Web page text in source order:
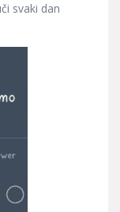
svaki dan